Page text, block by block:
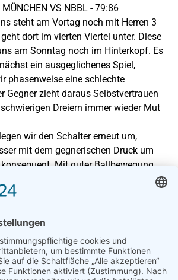
VS NBBL - 79:86
steht am Vortag noch mit Herren 3
dort im vierten Viertel unter. Diese
am Sonntag noch im Hinterkopf. Es
ein ausgeglichenes Spiel,
phasenweise eine schlechte
Gegner zieht daraus Selbstvertrauen
Dreiern immer wieder Mut
wir den Schalter erneut um,
mit dem gegnerischen Druck um
Mit guter Ballbewegung
Rebound-Arbeit in der
wir die Kontrolle. Der Sieg ist
und Informationen rund um den
auf